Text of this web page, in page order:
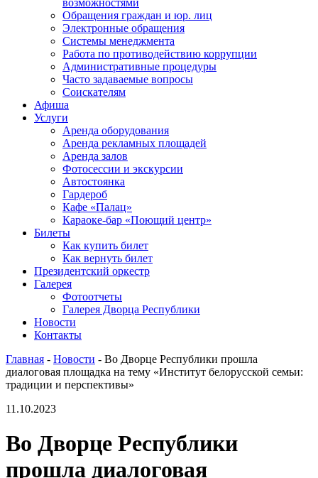
возможностями
Обращения граждан и юр. лиц
Электронные обращения
Системы менеджмента
Работа по противодействию коррупции
Административные процедуры
Часто задаваемые вопросы
Соискателям
Афиша
Услуги
Аренда оборудования
Аренда рекламных площадей
Аренда залов
Фотосессии и экскурсии
Автостоянка
Гардероб
Кафе «Палац»
Караоке-бар «Поющий центр»
Билеты
Как купить билет
Как вернуть билет
Президентский оркестр
Галерея
Фотоотчеты
Галерея Дворца Республики
Новости
Контакты
Главная - Новости - Во Дворце Республики прошла
диалоговая площадка на тему «Институт белорусской семьи:
традиции и перспективы»
11.10.2023
Во Дворце Республики
прошла диалоговая